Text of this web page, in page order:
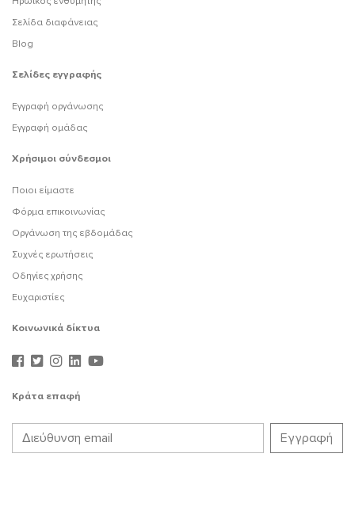
Σελίδα διαφάνειας
Blog
Σελίδες εγγραφής
Εγγραφή οργάνωσης
Εγγραφή ομάδας
Χρήσιμοι σύνδεσμοι
Ποιοι είμαστε
Φόρμα επικοινωνίας
Οργάνωση της εβδομάδας
Συχνές ερωτήσεις
Οδηγίες χρήσης
Ευχαριστίες
Κοινωνικά δίκτυα
Κράτα επαφή